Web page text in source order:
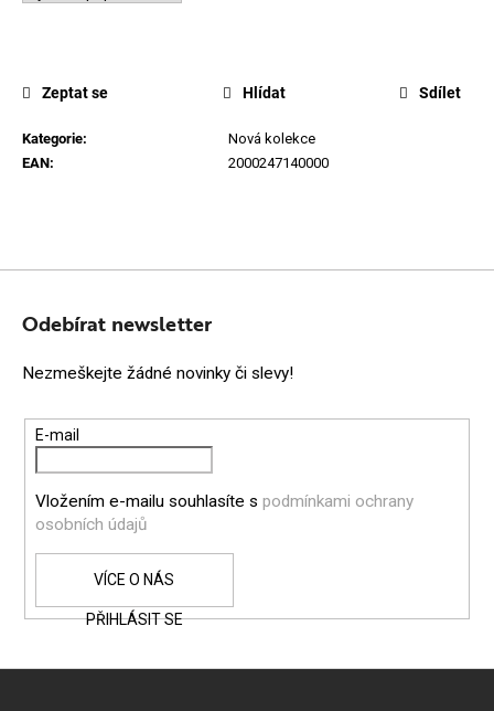
Kategorie:
Nová kolekce
EAN: 2000247140000
Zeptat se Hlídat Sdílet
Z
Odebírat newsletter
Nezmeškejte žádné novinky či slevy!
E-mail
Vložením e-mailu souhlasíte s podmínkami ochrany
osobních údajů
PŘIHLÁSIT SE